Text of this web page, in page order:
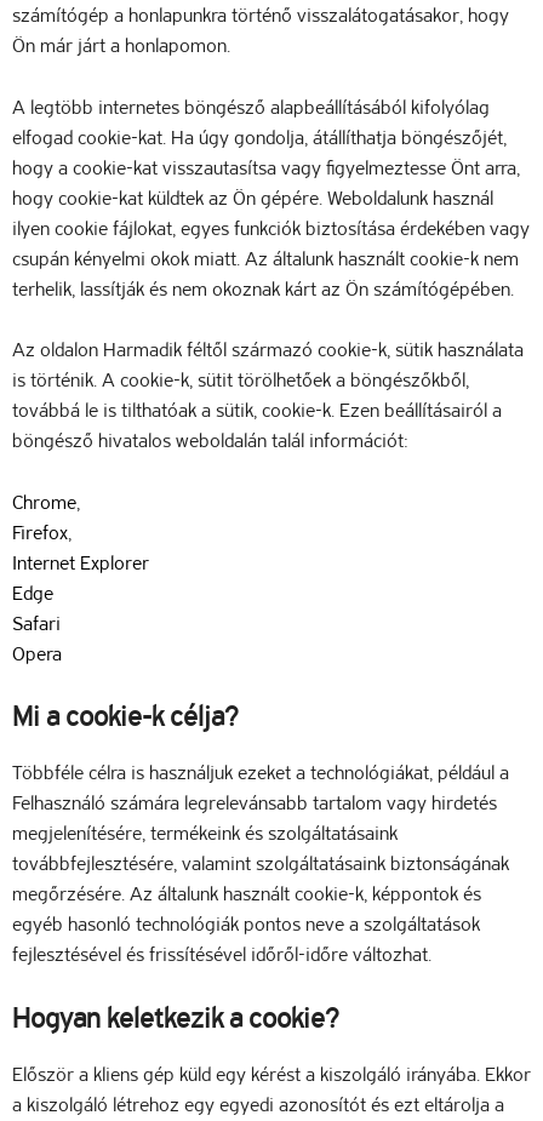
számítógép a honlapunkra történő visszalátogatásakor, hogy
Ön már járt a honlapomon.
A legtöbb internetes böngésző alapbeállításából kifolyólag
elfogad cookie-kat. Ha úgy gondolja, átállíthatja böngészőjét,
hogy a cookie-kat visszautasítsa vagy figyelmeztesse Önt arra,
hogy cookie-kat küldtek az Ön gépére. Weboldalunk használ
ilyen cookie fájlokat, egyes funkciók biztosítása érdekében vagy
csupán kényelmi okok miatt. Az általunk használt cookie-k nem
terhelik, lassítják és nem okoznak kárt az Ön számítógépében.
Az oldalon Harmadik féltől származó cookie-k, sütik használata
is történik. A cookie-k, sütit törölhetőek a böngészőkből,
továbbá le is tilthatóak a sütik, cookie-k. Ezen beállításairól a
böngésző hivatalos weboldalán talál információt:
Chrome
Firefox
Internet Explorer
Edge
Safari
Opera
Mi a cookie-k célja?
Többféle célra is használjuk ezeket a technológiákat, például a
Felhasználó számára legrelevánsabb tartalom vagy hirdetés
megjelenítésére, termékeink és szolgáltatásaink
továbbfejlesztésére, valamint szolgáltatásaink biztonságának
megőrzésére. Az általunk használt cookie-k, képpontok és
egyéb hasonló technológiák pontos neve a szolgáltatások
fejlesztésével és frissítésével időről-időre változhat.
Hogyan keletkezik a cookie?
Először a kliens gép küld egy kérést a kiszolgáló irányába. Ekkor
a kiszolgáló létrehoz egy egyedi azonosítót és ezt eltárolja a